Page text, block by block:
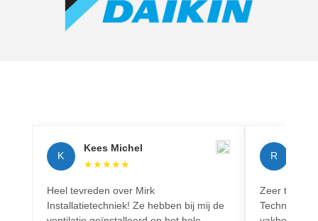
K
Kees Michel
★★★★★
Heel tevreden over Mirk
Installatietechniek! Ze hebben bij mij de
R
Zeer
Techniek!